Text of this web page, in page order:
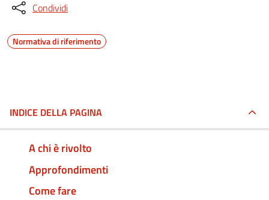
Condividi
Normativa di riferimento
INDICE DELLA PAGINA
A chi è rivolto
Approfondimenti
Come fare